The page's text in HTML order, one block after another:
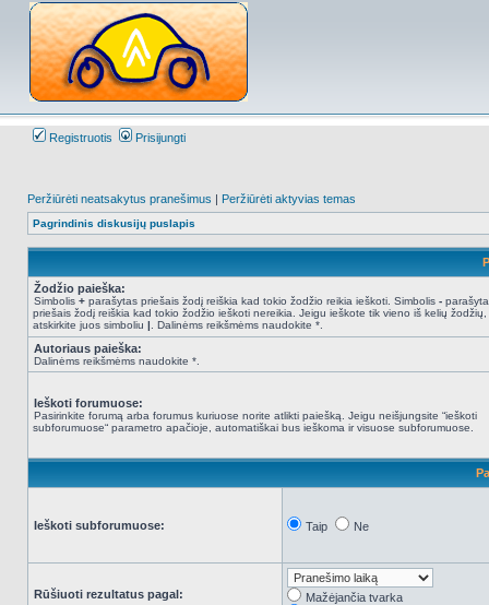
Registruotis Prisijungti
Peržiūrėti neatsakytus pranešimus | Peržiūrėti aktyvias temas
Pagrindinis diskusijų puslapis
Žodžio paieška:
Simbolis + parašytas priešais žodį reiškia kad tokio žodžio reikia ieškoti. Simbolis -
priešais žodį reiškia kad tokio žodžio ieškoti nereikia. Jeigu ieškote tik vieno iš kelių žodžių,
atskirkite juos simboliu | . Dalinėms reikšmėms naudokite *.
Autoriaus paieška:
Dalinėms reikšmėms naudokite *.
Ieškoti forumuose:
Pasirinkite forumą arba forumus kuriuose norite atlikti paiešką. Jeigu neišjungsite “ieškoti
subforumuose“ parametro apačioje, automatiškai bus ieškoma ir visuose subforumuose.
Ieškoti subforumuose: Taip Ne
Rūšiuoti rezultatus pagal:
Mažėjančia tvarka